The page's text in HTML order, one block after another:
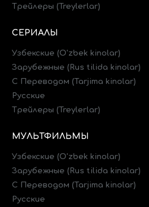
Трейлеры (Treylerlar)
СЕРИАЛЫ
Узбекские (O'zbek kinolar)
Зарубежные (Rus tilida kinolar)
C Переводом (Tarjima kinolar)
Русские
Трейлеры (Treylerlar)
МУЛЬТФИЛЬМЫ
Узбекские (O'zbek kinolar)
Зарубежные (Rus tilida kinolar)
C Переводом (Tarjima kinolar)
Русские